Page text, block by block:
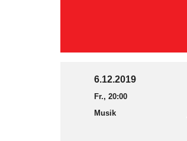
6.12.2019
Fr., 20:00
Musik